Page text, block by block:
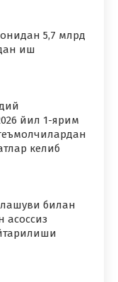
5,7 млрд
иш
йил 1-ярим
келиб
билан
асоссиз